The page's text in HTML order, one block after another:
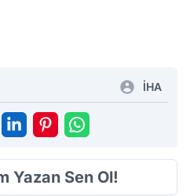
İHA
Yazan Sen Ol!